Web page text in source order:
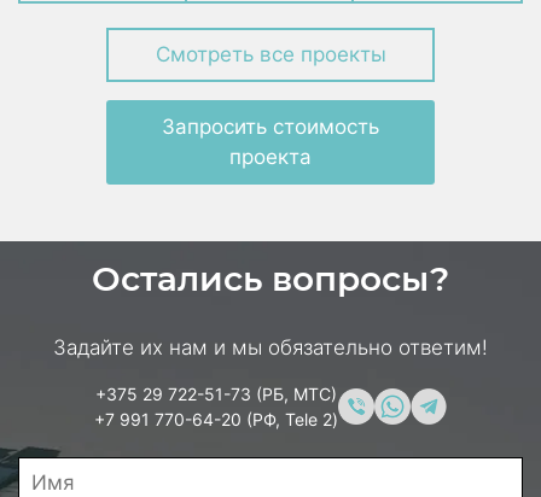
Смотреть все проекты
Запросить стоимость
проекта
Остались вопросы?
Задайте их нам и мы обязательно ответим!
+375 29 722-51-73 (РБ, МТС)
+7 991 770-64-20 (РФ, Tele 2)